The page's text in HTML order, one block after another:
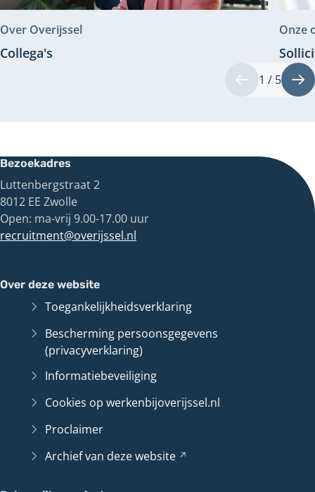
Over Overijssel
Collega's
Onze
Vorige
1 / 5
Bezoekadres
Luttenbergstraat 2
8012 EE Zwolle
Open: ma-vrij 9.00-17.00 uur
recruitment@overijssel.nl
Over deze website
Toegankelijkheidsverklaring
Bescherming persoonsgegevens
(privacyverklaring)
Informatiebeveiliging
Cookies op werkenbijoverijssel.nl
Proclaimer
Archief van dezewebsite